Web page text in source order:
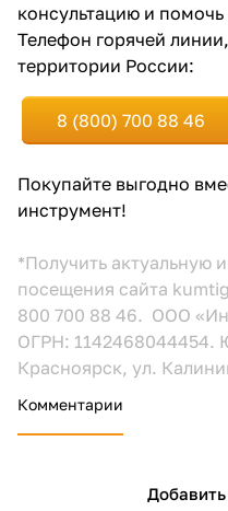
консультацию и
Телефон горячей
территории России:
8 (800) 700 88 46
Покупайте выгодно
инструмент!
*Получить
посещения сайта
800 700 88 46. ООО
ОГРН: 1142468044454.
Красноярск, ул.
Комментарии